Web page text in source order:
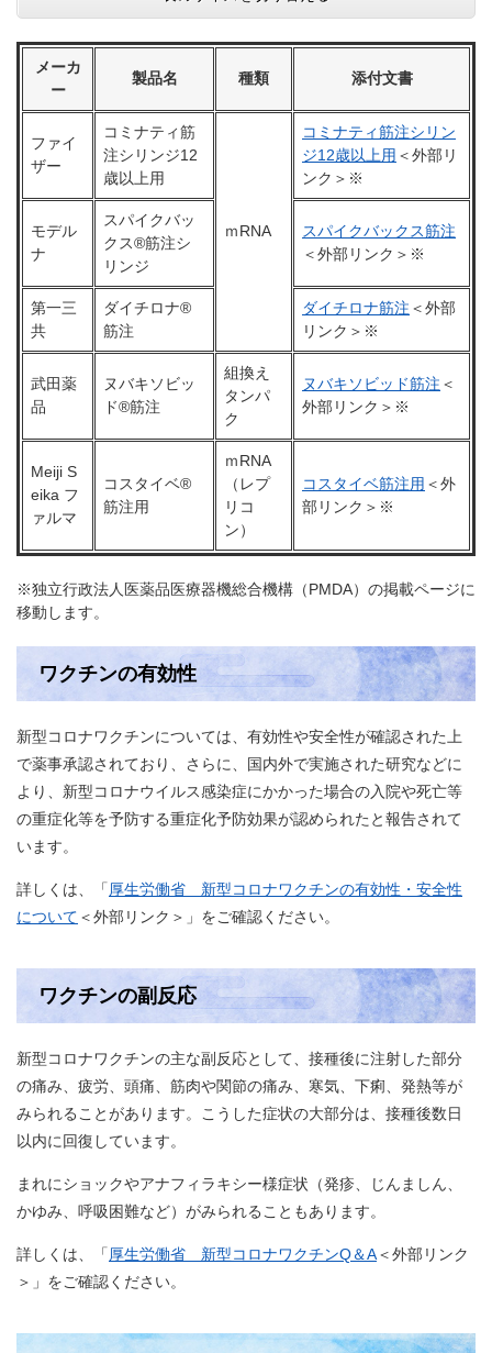
メーカ
ー
製品名 種類 添付文書
ファイ
ザー
コミナティ筋
注シリンジ12
歳以上用
ｍRNA
コミナティ筋注シリン
ジ12歳以上用 ＜外部リ
ンク＞ ※
モデル
ナ
スパイクバッ
クス®筋注シ
リンジ
スパイクバックス筋注
＜外部リンク＞ ※
第一三
共
ダイチロナ®
筋注
ダイチロナ筋注 ＜外部
リンク＞ ※
武田薬
品
ヌバキソビッ
ド®筋注
組換え
タンパ
ク
ヌバキソビッド筋注 ＜
外部リンク＞ ※
Meiji S
eika フ
ァルマ
コスタイベ®
筋注用
ｍRNA
（レプ
リコ
ン）
コスタイベ筋注用 ＜外
部リンク＞ ※
※独立行政法人医薬品医療器機総合機構（PMDA）の掲載ページに
移動します。
ワクチンの有効性
新型コロナワクチンについては、有効性や安全性が確認された上
で薬事承認されており、さらに、国内外で実施された研究などに
より、新型コロナウイルス感染症にかかった場合の入院や死亡等
の重症化等を予防する重症化予防効果が認められたと報告されて
います。
詳しくは、「 厚生労働省 新型コロナワクチンの有効性・安全性
について ＜外部リンク＞ 」をご確認ください。
ワクチンの副反応
新型コロナワクチンの主な副反応として、接種後に注射した部分
の痛み、疲労、頭痛、筋肉や関節の痛み、寒気、下痢、発熱等が
みられることがあります。こうした症状の大部分は、接種後数日
以内に回復しています。
まれにショックやアナフィラキシー様症状（発疹、じんましん、
かゆみ、呼吸困難など）がみられることもあります。
詳しくは、「 厚生労働省 新型コロナワクチンQ＆A＜外部リンク
＞ 」をご確認ください。